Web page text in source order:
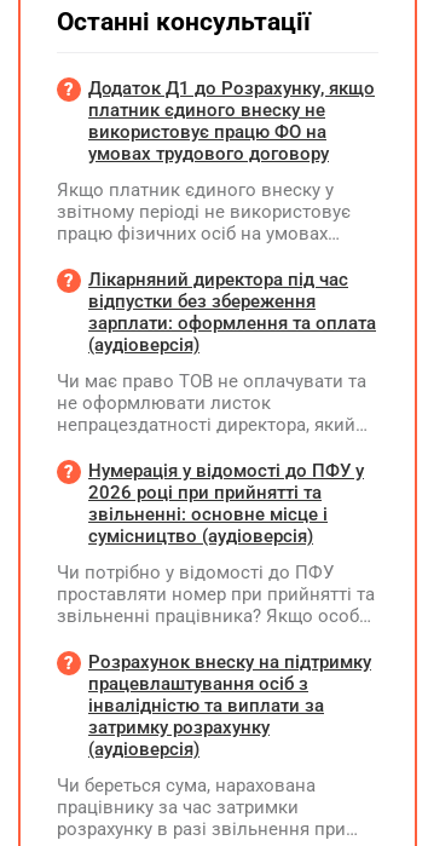
Останні консультації
Додаток Д1 до Розрахунку, якщо
платник єдиного внеску не
використовує працю ФО на
умовах трудового договору
Якщо платник єдиного внеску у
звітному періоді не використовує
працю фізичних осіб на умовах
на інших умовах, передбачених
законодавством, Додаток Д1/
Додаток ФІЗ-Д1 за відповідний
період не подається
Лікарняний директора під час
відпустки без збереження
зарплати: оформлення та оплата
(аудіоверсія)
Чи має право ТОВ не оплачувати та
не оформлювати листок
непрацездатності директора, який
збереження заробітної плати під час
призупинення діяльності
підприємства?
Нумерація у відомості до ПФУ у
2026 році при прийнятті та
звільненні: основне місце і
сумісництво (аудіоверсія)
Чи потрібно у відомості до ПФУ
проставляти номер при прийнятті та
звільненні працівника? Якщо особа
місцем роботи та за сумісництвом,
чи рахується це як два роботодавці?
Розрахунок внеску на підтримку
працевлаштування осіб з
інвалідністю та виплати за
затримку розрахунку
(аудіоверсія)
Чи береться сума, нарахована
працівнику за час затримки
розрахунку в разі звільнення при